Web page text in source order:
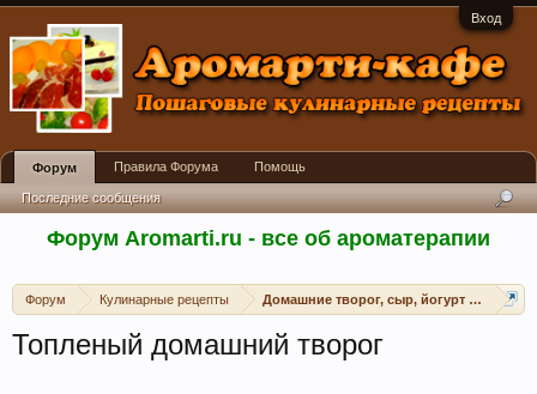
Вход
Форум Aromarti.ru - все об ароматерапии
Форум Кулинарные рецепты Домашние творог, сыр, йогурт и пр.
Топленый домашний творог
Форум
Последние сообщения
Правила Форума Помощь